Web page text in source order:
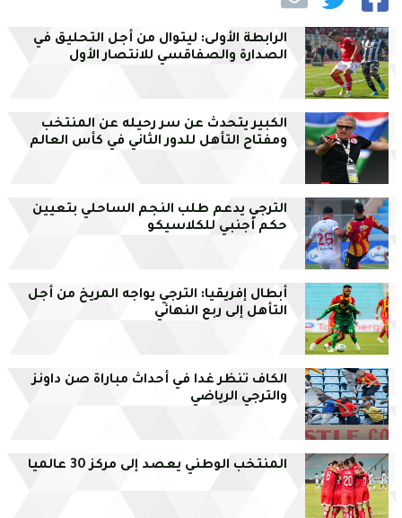
الرابطة الأولى: ليتوال من أجل التحليق في
الصدارة والصفاقسي للانتصار الأول
الكبير يتحدث عن سر رحيله عن المنتخب
ومفتاح التأهل للدور الثاني في كأس العالم
الترجي يدعم طلب النجم الساحلي بتعيين
حكم أجنبي للكلاسيكو
أبطال إفريقيا: الترجي يواجه المريخ من أجل
التأهل إلى ربع النهائي
الكاف تنظر غدا في أحداث مباراة صن داونز
والترجي الرياضي
​​​​​​​المنتخب الوطني يعصد إلى مركز 30 عالميا